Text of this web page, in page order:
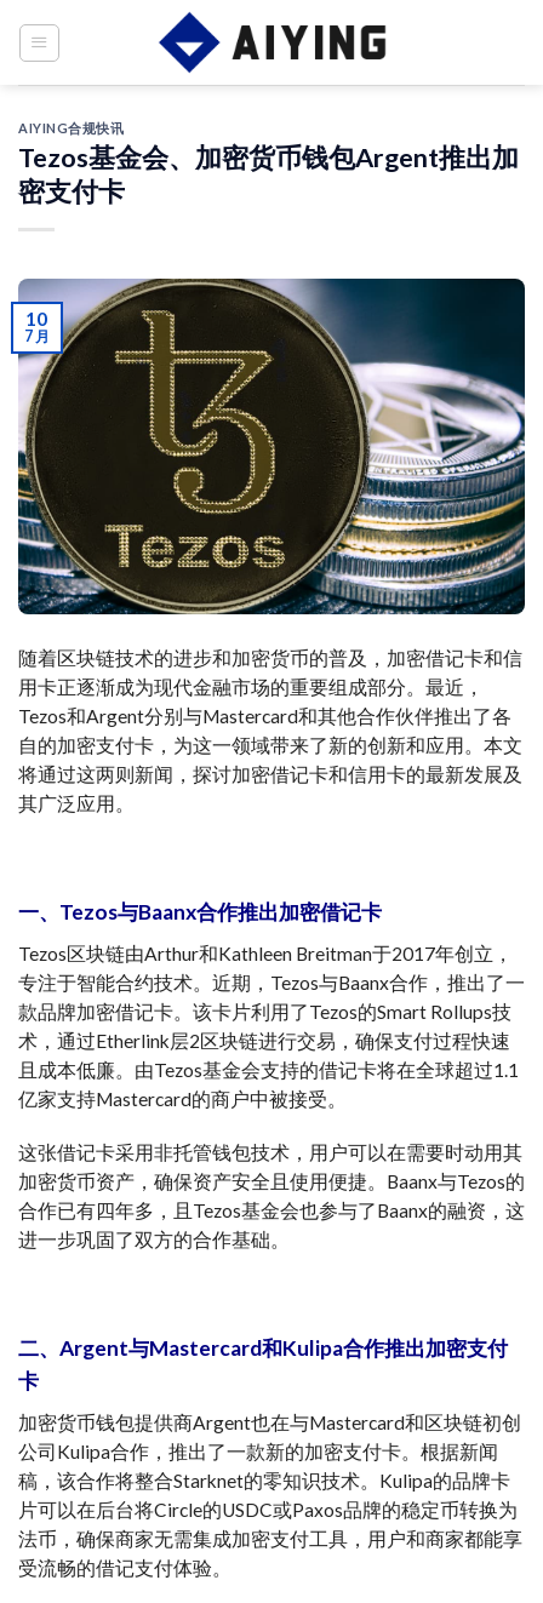
AIYING合规快讯
Tezos基金会、加密货币钱包Argent推出加
密支付卡
10
7 月
随着区块链技术的进步和加密货币的普及，加密借记卡和信
用卡正逐渐成为现代金融市场的重要组成部分。最近，
Tezos和Argent分别与Mastercard和其他合作伙伴推出了各
自的加密支付卡，为这一领域带来了新的创新和应用。本文
将通过这两则新闻，探讨加密借记卡和信用卡的最新发展及
其广泛应用。
一、Tezos与Baanx合作推出加密借记卡
Tezos区块链由Arthur和Kathleen Breitman于2017年创立，
专注于智能合约技术。近期，Tezos与Baanx合作，推出了一
款品牌加密借记卡。该卡片利用了Tezos的Smart Rollups技
术，通过Etherlink层2区块链进行交易，确保支付过程快速
且成本低廉。由Tezos基金会支持的借记卡将在全球超过1.1
亿家支持Mastercard的商户中被接受。
这张借记卡采用非托管钱包技术，用户可以在需要时动用其
加密货币资产，确保资产安全且使用便捷。Baanx与Tezos的
合作已有四年多，且Tezos基金会也参与了Baanx的融资，这
进一步巩固了双方的合作基础。
二、Argent与Mastercard和Kulipa合作推出加密支付
卡
加密货币钱包提供商Argent也在与Mastercard和区块链初创
公司Kulipa合作，推出了一款新的加密支付卡。根据新闻
稿，该合作将整合Starknet的零知识技术。Kulipa的品牌卡
片可以在后台将Circle的USDC或Paxos品牌的稳定币转换为
法币，确保商家无需集成加密支付工具，用户和商家都能享
受流畅的借记支付体验。